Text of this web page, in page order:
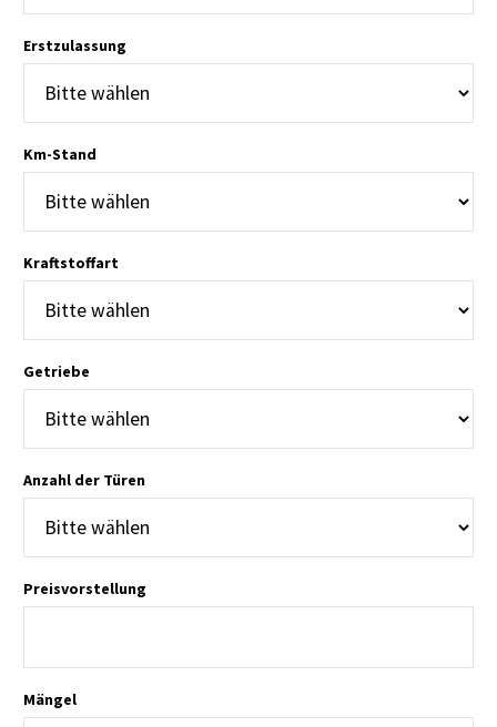
Erstzulassung
Km-Stand
Kraftstoffart
Getriebe
Anzahl der Türen
Preisvorstellung
Mängel